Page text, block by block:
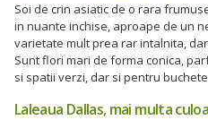
Soi de crin asiatic de o rara
in nuante inchise, aproape de un
varietate mult prea rar intalnita,
Sunt flori mari de forma conica,
si spatii verzi, dar si pentru
Laleaua Dallas, mai multa